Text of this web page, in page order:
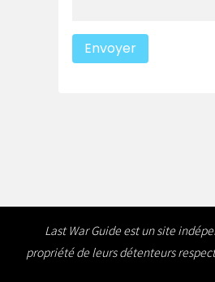
Last War Guide est un site
propriété de leurs détenteurs